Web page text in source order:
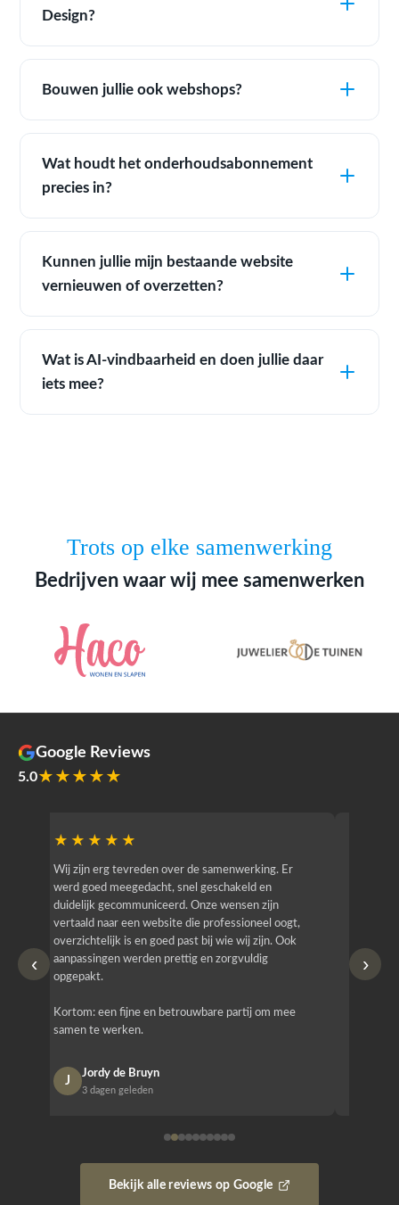
Design?
Bouwen jullie ook webshops?
Wat houdt het onderhoudsabonnement
precies in?
Kunnen jullie mijn bestaande website
vernieuwen of overzetten?
Wat is AI-vindbaarheid en doen jullie daar
iets mee?
Trots op elke samenwerking
Bedrijven waar wij mee samenwerken
Google Reviews
5.0★★★★★
‹
★★★★★
Wij zijn erg tevreden over de samenwerking. Er
werd goed meegedacht, snel geschakeld en
duidelijk gecommuniceerd. Onze wensen zijn
vertaald naar een website die professioneel oogt,
overzichtelijk is en goed past bij wie wij zijn. Ook
aanpassingen werden prettig en zorgvuldig
opgepakt.
Kortom: een fijne en betrouwbare partij om mee
samen te werken.
J
Jordy de Bruyn
3 dagen geleden
›
Bekijk alle reviews op Google